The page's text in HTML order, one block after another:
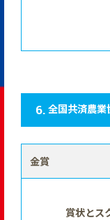
全国共済農
金賞
賞状とス